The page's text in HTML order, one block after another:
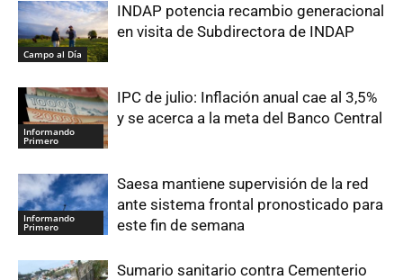
Campo al Día
INDAP potencia recambio generacional
en visita de Subdirectora de INDAP
Informando
Primero
IPC de julio: Inflación anual cae al 3,5%
y se acerca a la meta del Banco Central
Informando
Primero
Saesa mantiene supervisión de la red
ante sistema frontal pronosticado para
este fin de semana
Sumario sanitario contra Cementerio